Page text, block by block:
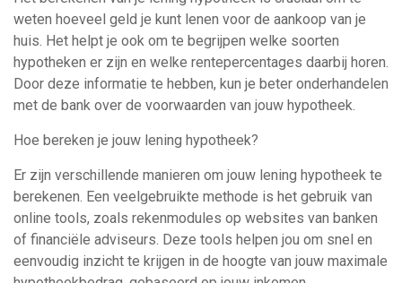
weten hoeveel geld je kunt lenen voor de aankoop van je
huis. Het helpt je ook om te begrijpen welke soorten
hypotheken er zijn en welke rentepercentages daarbij horen.
Door deze informatie te hebben, kun je beter onderhandelen
met de bank over de voorwaarden van jouw hypotheek.
Hoe bereken je jouw lening hypotheek?
Er zijn verschillende manieren om jouw lening hypotheek te
berekenen. Een veelgebruikte methode is het gebruik van
online tools, zoals rekenmodules op websites van banken
of financiële adviseurs. Deze tools helpen jou om snel en
eenvoudig inzicht te krijgen in de hoogte van jouw maximale